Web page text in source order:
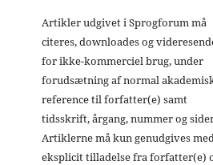
Artikler udgivet i Sprogforum må
citeres, downloades og
for ikke-kommerciel brug, under
forudsætning af normal
reference til forfatter(e) samt
tidsskrift, årgang, nummer og
Artiklerne må kun genudgives
eksplicit tilladelse fra forfatter(e)